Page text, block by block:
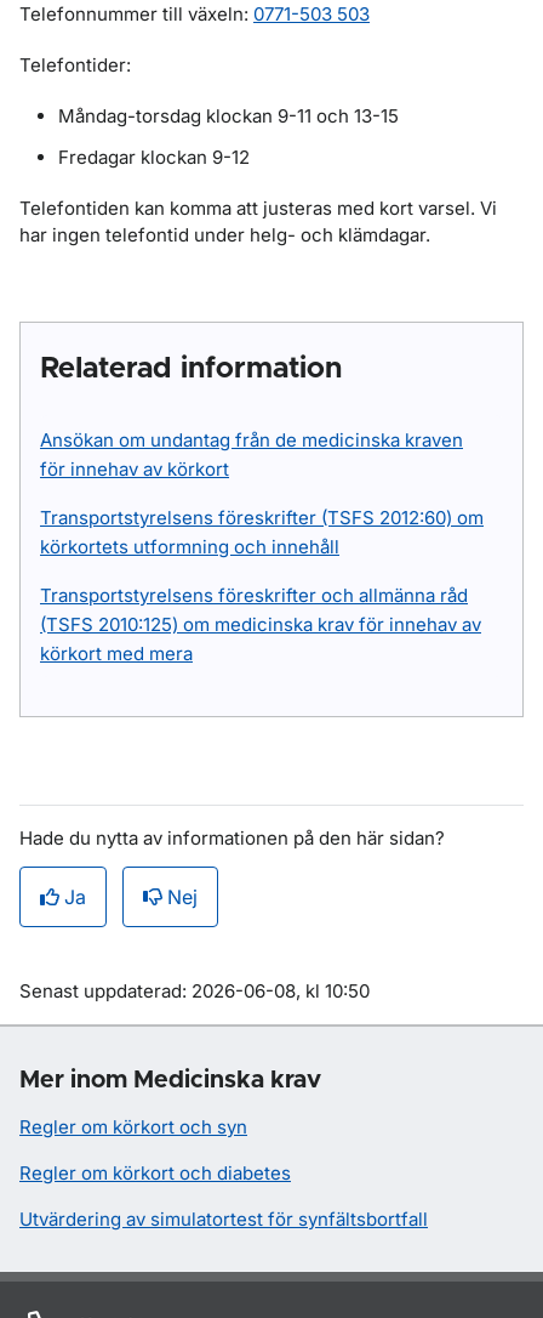
Telefonnummer till växeln: 0771-503 503
Telefontider:
Måndag-torsdag klockan 9-11 och 13-15
Fredagar klockan 9-12
Telefontiden kan komma att justeras med kort varsel. Vi
har ingen telefontid under helg- och klämdagar.
Relaterad information
Ansökan om undantag från de medicinska kraven
för innehav av körkort
Transportstyrelsens föreskrifter (TSFS 2012:60) om
körkortets utformning och innehåll
Transportstyrelsens föreskrifter och allmänna råd
(TSFS 2010:125) om medicinska krav för innehav av
körkort med mera
Hade du nytta av informationen på den här sidan?
Ja Nej
Om sidan
Senast uppdaterad: 2026-06-08, kl 10:50
Mer inom Medicinska krav
Regler om körkort och syn
Regler om körkort och diabetes
Utvärdering av simulatortest för synfältsbortfall